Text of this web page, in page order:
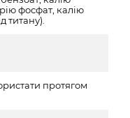
фосфат, калію
титану).
протягом